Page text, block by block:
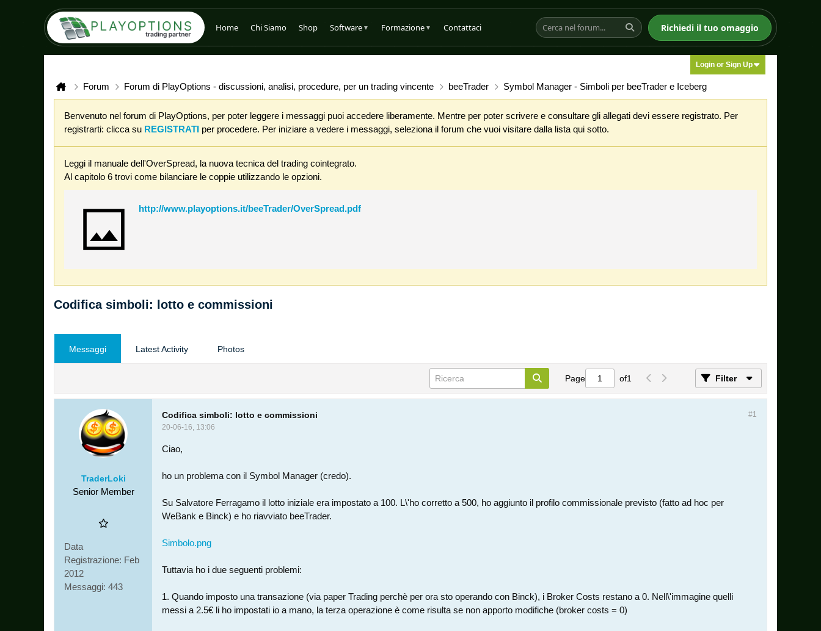
Home Chi Siamo Shop Software ▼ Formazione ▼ Contattaci Richiedi il tuo omaggio
Login or Sign Up
Forum Forum di PlayOptions - discussioni, analisi, procedure, per un trading vincente beeTrader Symbol Manager - Simboli per beeTrader e Iceberg
Benvenuto nel forum di PlayOptions, per poter leggere i messaggi puoi accedere liberamente. Mentre per poter scrivere e consultare gli allegati devi essere registrato. Per
registrarti: clicca su REGISTRATI per procedere. Per iniziare a vedere i messaggi, seleziona il forum che vuoi visitare dalla lista qui sotto.
Leggi il manuale dell'OverSpread, la nuova tecnica del trading cointegrato.
Al capitolo 6 trovi come bilanciare le coppie utilizzando le opzioni.
http://www.playoptions.it/beeTrader/OverSpread.pdf
Codifica simboli: lotto e commissioni
Messaggi Latest Activity Photos
Page of1 Filter
TraderLoki
Senior Member
Data
Registrazione: Feb
2012
Messaggi: 443
#1
Codifica simboli: lotto e commissioni
20-06-16, 13:06
Ciao,
ho un problema con il Symbol Manager (credo).
Su Salvatore Ferragamo il lotto iniziale era impostato a 100. L\'ho corretto a 500, ho aggiunto il profilo commissionale previsto (fatto ad hoc per
WeBank e Binck) e ho riavviato beeTrader.
Simbolo.png
Tuttavia ho i due seguenti problemi:
1. Quando imposto una transazione (via paper Trading perchè per ora sto operando con Binck), i Broker Costs restano a 0. Nell\'immagine quelli
messi a 2.5€ li ho impostati io a mano, la terza operazione è come risulta se non apporto modifiche (broker costs = 0)